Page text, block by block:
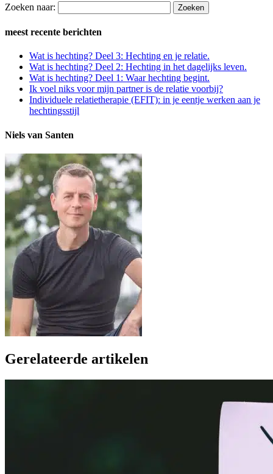
Zoeken naar:
meest recente berichten
Wat is hechting? Deel 3: Hechting en je relatie.
Wat is hechting? Deel 2: Hechting in het dagelijks leven.
Wat is hechting? Deel 1: Waar hechting begint.
Ik voel niks voor mijn partner is de relatie voorbij?
Individuele relatietherapie (EFIT): in je eentje werken aan je
hechtingsstijl
Niels van Santen
Gerelateerde artikelen